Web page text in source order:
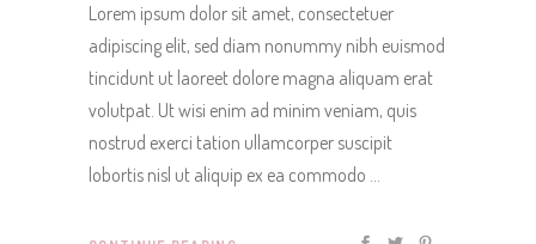
Lorem ipsum dolor sit amet, consectetuer
adipiscing elit, sed diam nonummy nibh euismod
tincidunt ut laoreet dolore magna aliquam erat
volutpat. Ut wisi enim ad minim veniam, quis
nostrud exerci tation ullamcorper suscipit
lobortis nisl ut aliquip ex ea commodo